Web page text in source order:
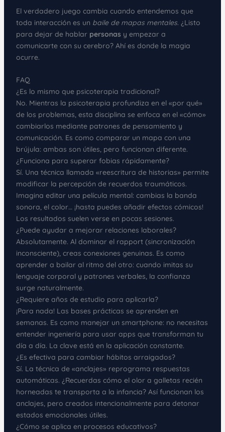
El verdadero juego cambia cuando entendemos que
toda interacción es un baile de mapas mentales. ¿Listo
para dejar de hablar personas y empezar a
comunicarte con su cerebro? Ahí es donde la magia
ocurre.
FAQ
¿Es lo mismo que psicoterapia tradicional?
No. Mientras la psicoterapia profundiza en el «por qué»
de los problemas, esta disciplina se enfoca en el «cómo»
cambiarlos mediante patrones de pensamiento y
comunicación. Es como comparar un mapa con una
brújula: ambas son útiles, pero funcionan diferente.
¿Funciona para superar fobias rápidamente?
Sí. Una técnica llamada «reescritura de historias» permite
modificar la percepción de recuerdos traumáticos.
Imagina editar una película mental: cambias la banda
sonora, el color… ¡hasta puedes añadir efectos cómicos!
Los resultados suelen verse en pocas sesiones.
¿Puede ayudar a mejorar relaciones laborales?
Absolutamente. Al dominar el rapport (sincronización
inconsciente), creas conexiones genuinas. Es como
aprender a bailar al ritmo del otro: cuando imitas su
lenguaje corporal y patrones verbales, la confianza
surge naturalmente.
¿Requiere años de estudio para aplicarla?
¡Para nada! Las bases prácticas se aprenden en
semanas. Es como manejar un smartphone: no necesitas
entender ingeniería para usar apps que transforman tu
día a día. La clave está en la aplicación constante.
¿Es efectiva para cambiar hábitos arraigados?
Sí. La técnica de «anclajes» reprograma respuestas
automáticas. ¿Recuerdas cómo el olor a galletas recién
horneadas te transporta a la infancia? Así funcionan los
anclajes, pero creados intencionalmente para detonar
estados emocionales útiles.
¿Cómo se aplica en procesos educativos?